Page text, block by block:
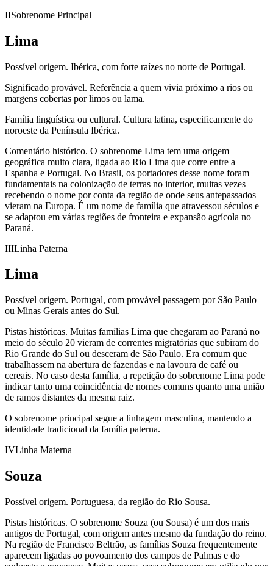
IISobrenome Principal
Lima
Possível origem. Ibérica, com forte raízes no norte de Portugal.
Significado provável. Referência a quem vivia próximo a rios ou
margens cobertas por limos ou lama.
Família linguística ou cultural. Cultura latina, especificamente do
noroeste da Península Ibérica.
Comentário histórico. O sobrenome Lima tem uma origem
geográfica muito clara, ligada ao Rio Lima que corre entre a
Espanha e Portugal. No Brasil, os portadores desse nome foram
fundamentais na colonização de terras no interior, muitas vezes
recebendo o nome por conta da região de onde seus antepassados
vieram na Europa. É um nome de família que atravessou séculos e
se adaptou em várias regiões de fronteira e expansão agrícola no
Paraná.
IIILinha Paterna
Lima
Possível origem. Portugal, com provável passagem por São Paulo
ou Minas Gerais antes do Sul.
Pistas históricas. Muitas famílias Lima que chegaram ao Paraná no
meio do século 20 vieram de correntes migratórias que subiram do
Rio Grande do Sul ou desceram de São Paulo. Era comum que
trabalhassem na abertura de fazendas e na lavoura de café ou
cereais. No caso desta família, a repetição do sobrenome Lima pode
indicar tanto uma coincidência de nomes comuns quanto uma união
de ramos distantes da mesma raiz.
O sobrenome principal segue a linhagem masculina, mantendo a
identidade tradicional da família paterna.
IVLinha Materna
Souza
Possível origem. Portuguesa, da região do Rio Sousa.
Pistas históricas. O sobrenome Souza (ou Sousa) é um dos mais
antigos de Portugal, com origem antes mesmo da fundação do reino.
Na região de Francisco Beltrão, as famílias Souza frequentemente
aparecem ligadas ao povoamento dos campos de Palmas e do